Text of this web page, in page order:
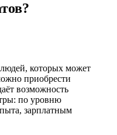
которых может
приобрести
возможность
по уровню
зарплатным